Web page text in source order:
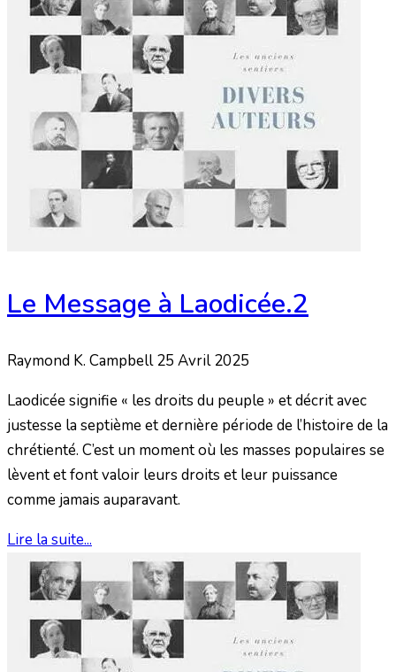
Le Message à Laodicée.2
Raymond K. Campbell 25 Avril 2025
Laodicée signifie « les droits du peuple » et décrit avec
justesse la septième et dernière période de l’histoire de la
chrétienté. C’est un moment où les masses populaires se
lèvent et font valoir leurs droits et leur puissance
comme jamais auparavant.
Lire la suite...